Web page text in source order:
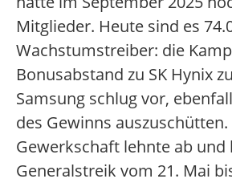
Mitglieder. Heute sind es
Wachstumstreiber: die
Bonusabstand zu SK Hynix
Samsung schlug vor,
des Gewinns auszuschütten.
Gewerkschaft lehnte ab und
Generalstreik vom 21. Mai